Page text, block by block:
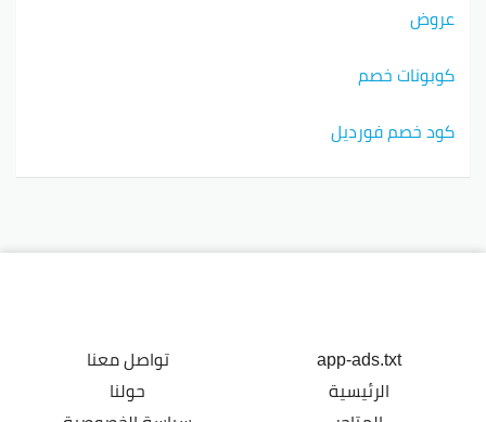
عروض
كوبونات خصم
كود خصم فورديل
app-ads.txt
الرئيسية
تواصل معنا
حولنا